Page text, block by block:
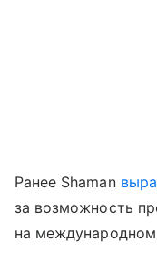
Ранее Shaman
за возможность
на международном